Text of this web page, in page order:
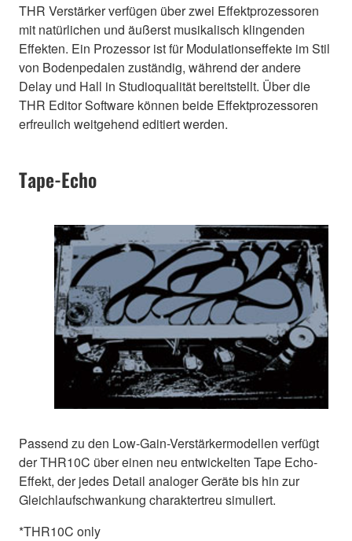
THR Verstärker verfügen über zwei Effektprozessoren
mit natürlichen und äußerst musikalisch klingenden
Effekten. Ein Prozessor ist für Modulationseffekte im Stil
von Bodenpedalen zuständig, während der andere
Delay und Hall in Studioqualität bereitstellt. Über die
THR Editor Software können beide Effektprozessoren
erfreulich weitgehend editiert werden.
Tape-Echo
Passend zu den Low-Gain-Verstärkermodellen verfügt
der THR10C über einen neu entwickelten Tape Echo-
Effekt, der jedes Detail analoger Geräte bis hin zur
Gleichlaufschwankung charaktertreu simuliert.
*THR10C only